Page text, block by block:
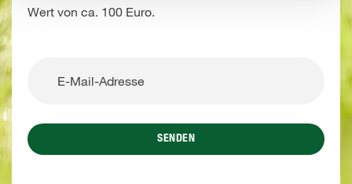
Wert von ca. 100 Euro.
SENDEN